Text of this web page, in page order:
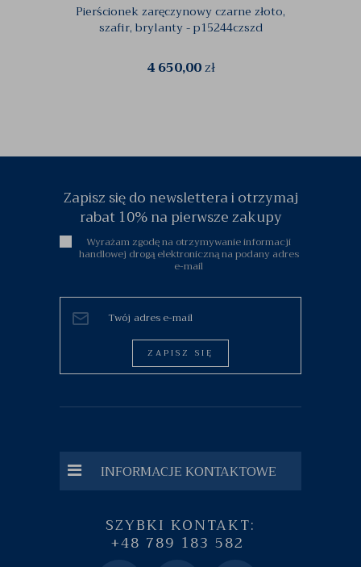
Pierścionek zaręczynowy czarne złoto,
szafir, brylanty - p15244czszd
4 650,00zł
Zapisz się do newslettera i otrzymaj
rabat 10% na pierwsze zakupy
Wyrażam zgodę na otrzymywanie informacji
handlowej drogą elektroniczną na podany adres
e-mail
ZAPISZ SIĘ
INFORMACJE KONTAKTOWE
SZYBKI KONTAKT:
+48 789 183 582